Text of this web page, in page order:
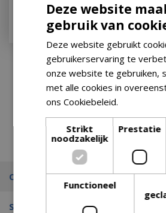
10,
€ 9,89
Omschrijving
Specificaties
Deze website
gebruik van
Deze website gebruikt
gebruikerservaring te
onze website te gebruiken,
met alle cookies in
ons Cookiebeleid.
Strikt
noodzakelijk
Prestatie
Functioneel